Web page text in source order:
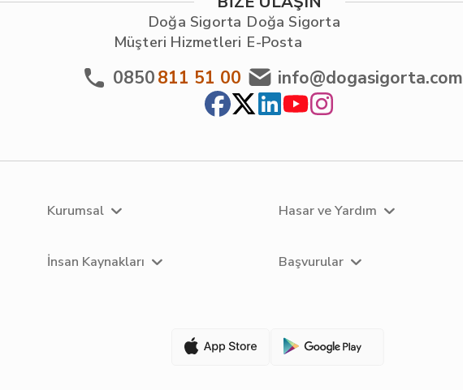
Doğa Sigorta
Müşteri Hizmetleri
0850811 51 00
Doğa Sigorta
E-Posta
info@dogasigorta.com
Kurumsal Hasar ve Yardım
İnsan Kaynakları Başvurular